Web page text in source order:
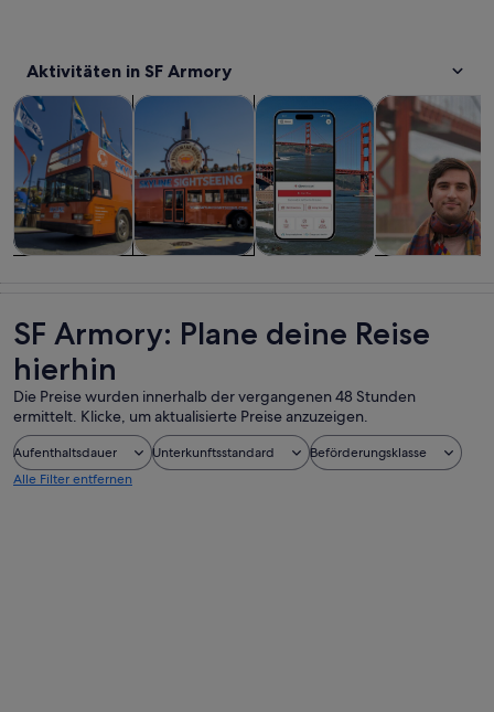
Aktivitäten in SF Armory
Touren und Tagesausflüge Wird in einem neuen Tab
Geschichte & KulturWird in einem neuen
Private & individuelle Touren
Abenteuer &
SF Armory: Plane deine Reise
hierhin
Die Preise wurden innerhalb der vergangenen 48 Stunden
ermittelt. Klicke, um aktualisierte Preise anzuzeigen.
Aufenthaltsdauer Unterkunftsstandard
Beförderungsklasse
Alle Filter entfernen